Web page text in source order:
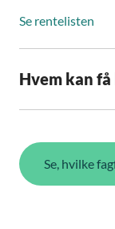
Se rentelisten
Hvem kan
Se, hvilke